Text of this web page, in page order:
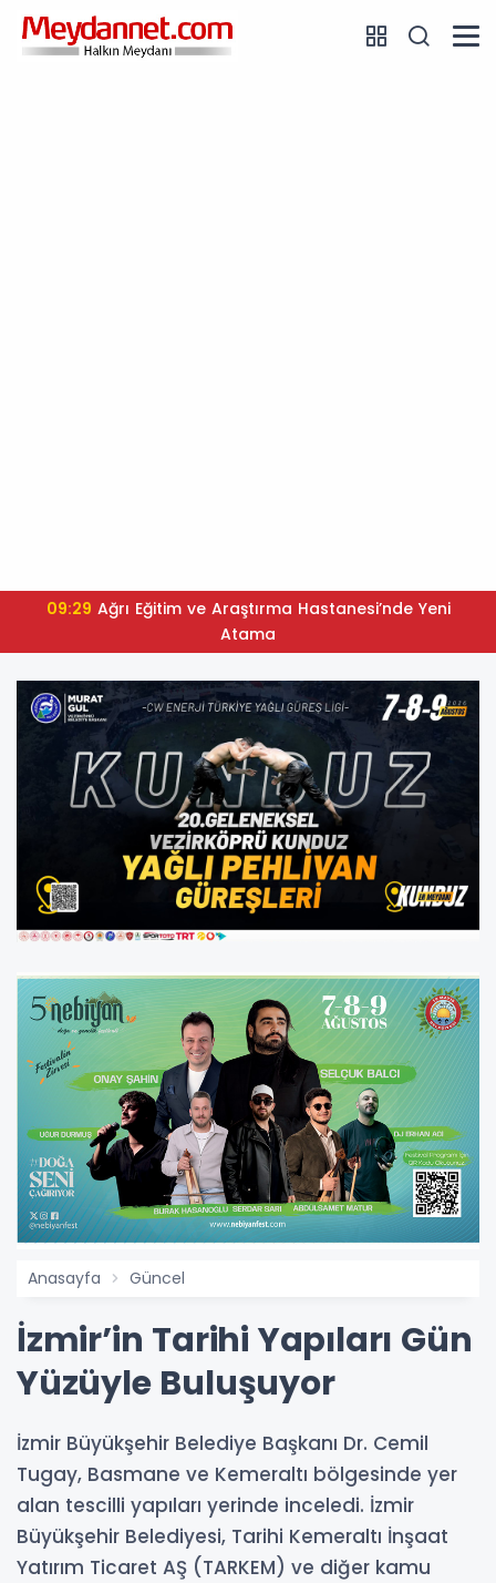
09:29
Atama
Anasayfa Güncel
İzmir’in Tarihi Yapıları Gün
Yüzüyle Buluşuyor
İzmir Büyükşehir Belediye Başkanı Dr. Cemil
Tugay, Basmane ve Kemeraltı bölgesinde yer
alan tescilli yapıları yerinde inceledi. İzmir
Büyükşehir Belediyesi, Tarihi Kemeraltı İnşaat
Yatırım Ticaret AŞ (TARKEM) ve diğer kamu